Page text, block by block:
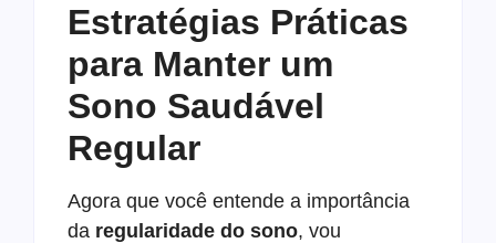
Estratégias Práticas
para Manter um
Sono Saudável
Regular
Agora que você entende a importância
da regularidade do sono, vou